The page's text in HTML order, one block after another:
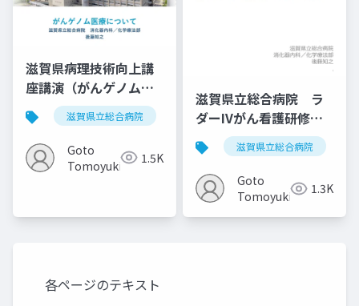
滋賀県病理技術向上講
座講演（がんゲノム医
療について）20210130
滋賀県立総合病院 がん薬物療法 がんゲノム医療
Goto
Tomoyuki
1.5K
滋賀県立総合病院 ラ
ダーIVがん看護研修
20211004滋賀県立総合病院
Goto
Tomoyuki
1.3K
各ページのテキスト